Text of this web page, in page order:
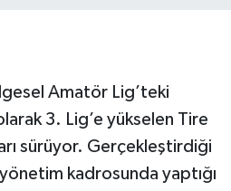
Amatör Lig’teki
3. Lig’e yükselen Tire
sürüyor. Gerçekleştirdiği
kadrosunda yaptığı